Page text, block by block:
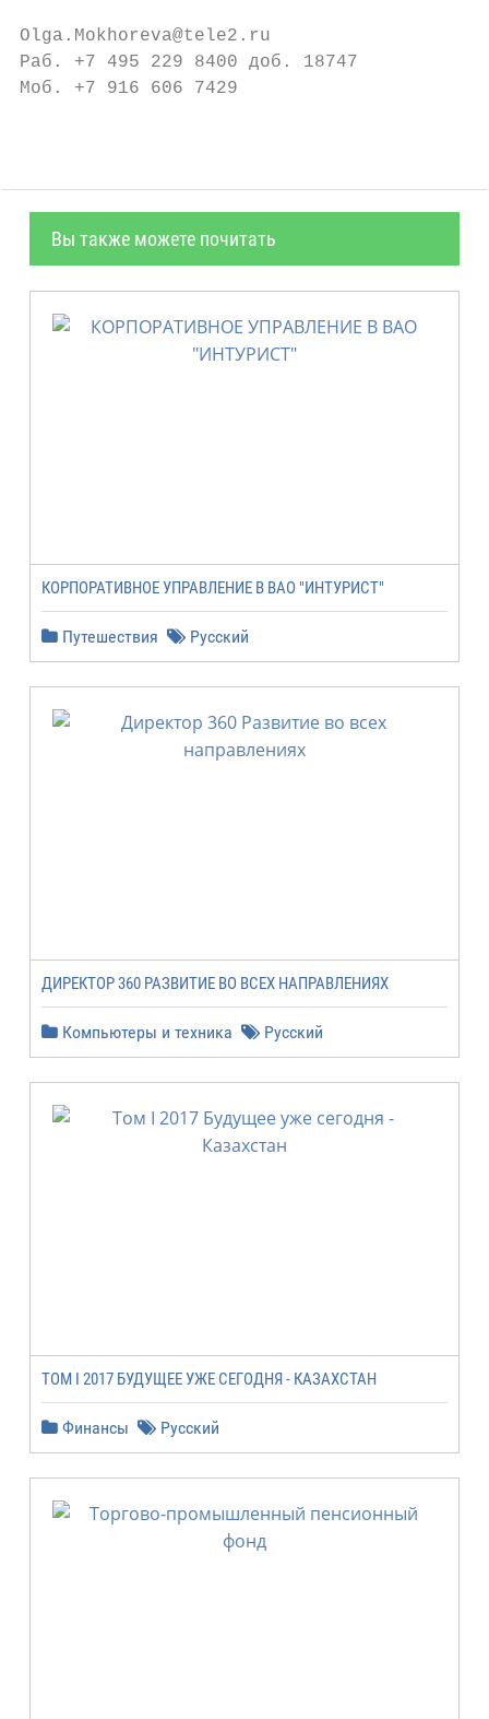
Olga.Mokhoreva@tele2.ru
Раб. +7 495 229 8400 доб. 18747
Моб. +7 916 606 7429
Вы также можете почитать
КОРПОРАТИВНОЕ УПРАВЛЕНИЕ В ВАО "ИНТУРИСТ"
Путешествия Русский
ДИРЕКТОР 360 РАЗВИТИЕ ВО ВСЕХ НАПРАВЛЕНИЯХ
Компьютеры и техника Русский
ТОМ I 2017 БУДУЩЕЕ УЖЕ СЕГОДНЯ - КАЗАХСТАН
Финансы Русский